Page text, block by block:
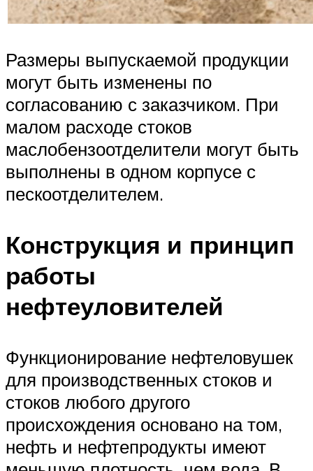
Размеры выпускаемой продукции
могут быть изменены по
согласованию с заказчиком. При
малом расходе стоков
маслобензоотделители могут быть
выполнены в одном корпусе с
пескоотделителем.
Конструкция и принцип
работы
нефтеуловителей
Функционирование нефтеловушек
для производственных стоков и
стоков любого другого
происхождения основано на том,
нефть и нефтепродукты имеют